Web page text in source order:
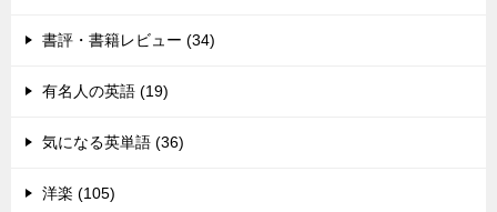
書評・書籍レビュー (34)
有名人の英語 (19)
気になる英単語 (36)
洋楽 (105)